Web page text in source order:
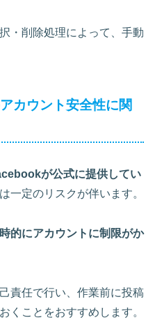
・削除処理によって、手動
カウント安全性に関
が公式に提供してい
一定のリスクが伴います。
的にアカウントに制限がか
責任で行い、 作業前に投稿
く ことをおすすめします。